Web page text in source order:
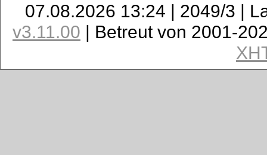
07.08.2026 13:24 | 2049/3 |
v3.11.00 | Betreut von 2001-